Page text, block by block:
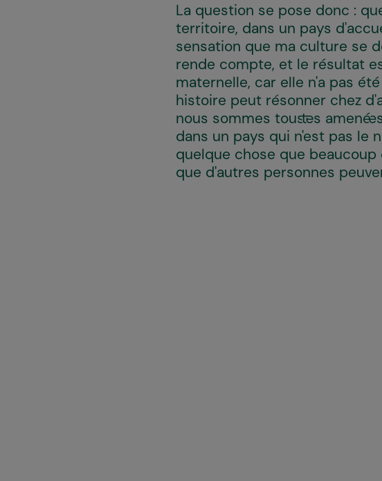
La question se pose donc :
territoire, dans un pays
sensation que ma culture se
rende compte, et le résultat
maternelle, car elle n'a pas
histoire peut résonner chez
nous sommes tous·tes
dans un pays qui n'est pas le
quelque chose que
que d'autres personnes